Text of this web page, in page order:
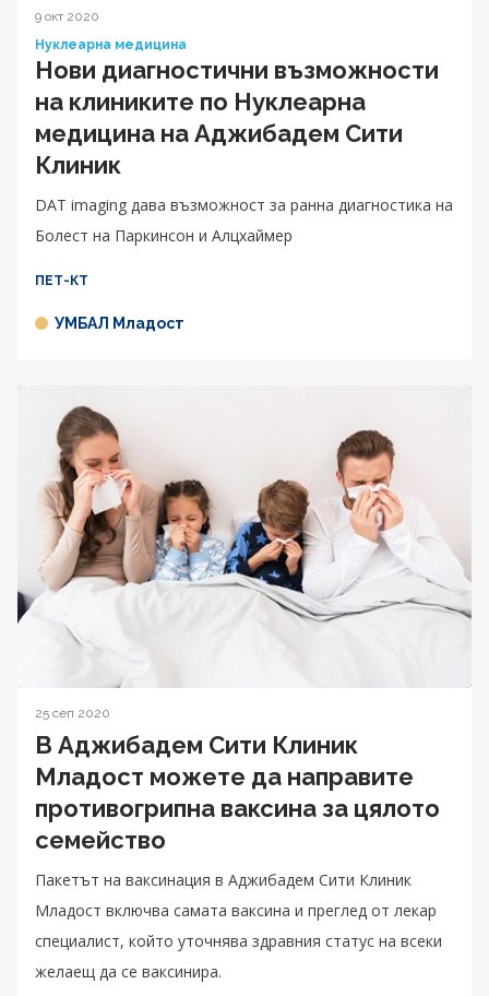
9 окт 2020
Нуклеарна медицина
Нови диагностични възможности
на клиниките по Нуклеарна
медицина на Аджибадем Сити
Клиник
DAT imaging дава възможност за ранна диагностика на
Болест на Паркинсон и Алцхаймер
ПЕТ-КТ
УМБАЛ Младост
25 сеп 2020
В Аджибадем Сити Клиник
Младост можете да направите
противогрипна ваксина за цялото
семейство
Пакетът на ваксинация в Аджибадем Сити Клиник
Младост включва самата ваксина и преглед от лекар
специалист, който уточнява здравния статус на всеки
желаещ да се ваксинира.